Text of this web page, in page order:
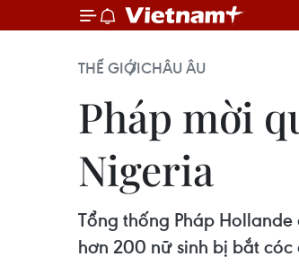
THẾ GIỚICHÂU ÂU
Pháp mời
Nigeria
Tổng thống Pháp
hơn 200 nữ sinh bị bắt